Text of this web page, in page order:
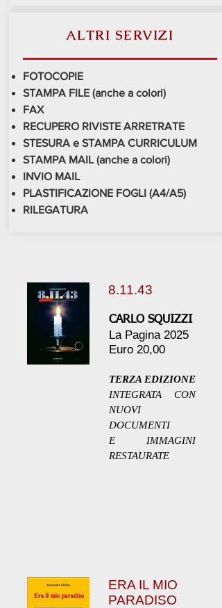
ALTRI SERVIZI
FOTOCOPIE
STAMPA FILE (anche a colori)
FAX
RECUPERO RIVISTE ARRETRATE
STESURA e STAMPA CURRICULUM
STAMPA MAIL (anche a colori)
INVIO MAIL
PLASTIFICAZIONE FOGLI (A4/A5)
RILEGATURA
8.11.43
CARLO SQUIZZI
La Pagina 2025
Euro 20,00
TERZA EDIZIONE
INTEGRATA CON
NUOVI
DOCUMENTI
E IMMAGINI
RESTAURATE
ERA IL MIO
PARADISO